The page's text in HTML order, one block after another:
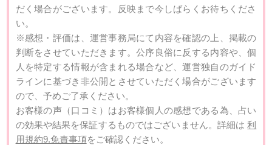
だく場合がございます。反映まで今しばらくお待ちくださ
い。
※感想・評価は、運営事務局にて内容を確認の上、掲載の
判断をさせていただきます。公序良俗に反する内容や、個
人を特定する情報が含まれる場合など、運営独自のガイド
ラインに基づき非公開とさせていただく場合がございます
ので、予めご了承ください。
お客様の声（口コミ）はお客様個人の感想である為、占い
の効果や結果を保証するものではございません。詳細は利
用規約9.免責事項をご確認ください。